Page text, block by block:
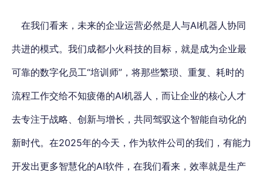
在我们看来，未来的企业运营必然是人与AI机器人协同
共进的模式。我们成都小火科技的目标，就是成为企业最
可靠的数字化员工“培训师”，将那些繁琐、重复、耗时的
流程工作交给不知疲倦的AI机器人，而让企业的核心人才
去专注于战略、创新与增长，共同驾驭这个智能自动化的
新时代。 在2025年的今天，作为软件公司的我们，有能力
开发出更多智慧化的AI软件，在我们看来，效率就是生产